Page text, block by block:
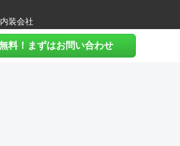
料！まずはお問い合わせ
装会社